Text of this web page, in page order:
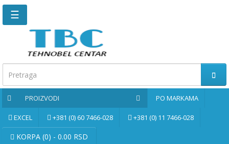
Glavna
Kontaktirajte
nas
Po
markama
PROIZVODI
☰
PROIZVODI PO MARKAMA
EXCEL +381 (0) 60 7466-028 +381 (0) 11 7466-028
KORPA (0) - 0.00 RSD